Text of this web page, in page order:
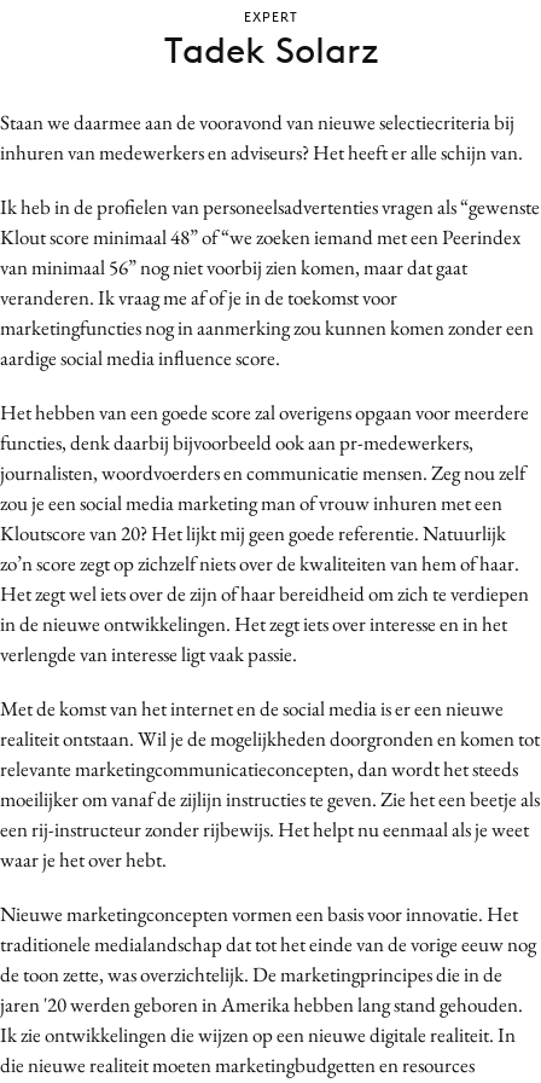
Contentmarketing
Craft
Customer Experience
Data & Insights
Design
Digital transformation
Diversiteit
Gedragsverandering
Influencer marketing
Interne communicatie
Martech
Media
Merkstrategie
Purpose Marketing
Reputatie & crisis
Staan we daarmee aan de vooravond van nieuwe selectiecriteria bij
inhuren van medewerkers en adviseurs? Het heeft er alle schijn van.
Ik heb in de profielen van personeelsadvertenties vragen als “gewenste
Klout score minimaal 48” of “we zoeken iemand met een Peerindex
van minimaal 56” nog niet voorbij zien komen, maar dat gaat
veranderen. Ik vraag me af of je in de toekomst voor
marketingfuncties nog in aanmerking zou kunnen komen zonder een
aardige social media influence score.
Het hebben van een goede score zal overigens opgaan voor meerdere
functies, denk daarbij bijvoorbeeld ook aan pr-medewerkers,
journalisten, woordvoerders en communicatie mensen. Zeg nou zelf
zou je een social media marketing man of vrouw inhuren met een
Kloutscore van 20? Het lijkt mij geen goede referentie. Natuurlijk
zo’n score zegt op zichzelf niets over de kwaliteiten van hem of haar.
Het zegt wel iets over de zijn of haar bereidheid om zich te verdiepen
in de nieuwe ontwikkelingen. Het zegt iets over interesse en in het
verlengde van interesse ligt vaak passie.
Met de komst van het internet en de social media is er een nieuwe
realiteit ontstaan. Wil je de mogelijkheden doorgronden en komen tot
relevante marketingcommunicatieconcepten, dan wordt het steeds
moeilijker om vanaf de zijlijn instructies te geven. Zie het een beetje als
een rij-instructeur zonder rijbewijs. Het helpt nu eenmaal als je weet
waar je het over hebt.
Nieuwe marketingconcepten vormen een basis voor innovatie. Het
traditionele medialandschap dat tot het einde van de vorige eeuw nog
de toon zette, was overzichtelijk. De marketingprincipes die in de
jaren '20 werden geboren in Amerika hebben lang stand gehouden.
Ik zie ontwikkelingen die wijzen op een nieuwe digitale realiteit. In
die nieuwe realiteit moeten marketingbudgetten en resources
EXPERT
Tadek Solarz